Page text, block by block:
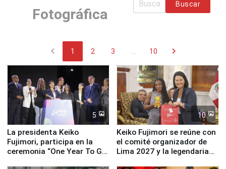
Fotográfica
Buscar
chevron_left 1 2 3 10 chevron_right
5
La presidenta Keiko
Fujimori, participa en la
ceremonia “One Year To Go
10
Keiko Fujimori se reúne con
el comité organizador de
Lima 2027 y la legendaria